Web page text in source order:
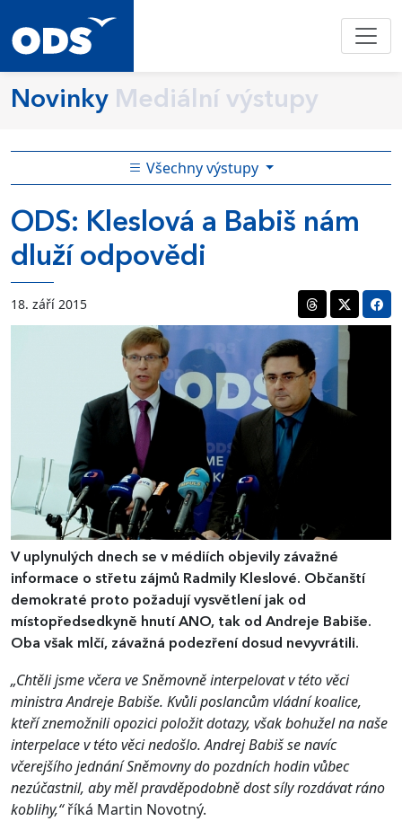
Novinky Mediální výstupy
Všechny výstupy
ODS: Kleslová a Babiš nám
dluží odpovědi
18. září 2015
V uplynulých dnech se v médiích objevily závažné
informace o střetu zájmů Radmily Kleslové. Občanští
demokraté proto požadují vysvětlení jak od
místopředsedkyně hnutí ANO, tak od Andreje Babiše.
Oba však mlčí, závažná podezření dosud nevyvrátili.
„Chtěli jsme včera ve Sněmovně interpelovat v této věci
ministra Andreje Babiše. Kvůli poslancům vládní koalice,
kteří znemožnili opozici položit dotazy, však bohužel na naše
interpelace v této věci nedošlo. Andrej Babiš se navíc
včerejšího jednání Sněmovny do pozdních hodin vůbec
nezúčastnil, aby měl pravděpodobně dost síly rozdávat ráno
koblihy,“říká Martin Novotný.